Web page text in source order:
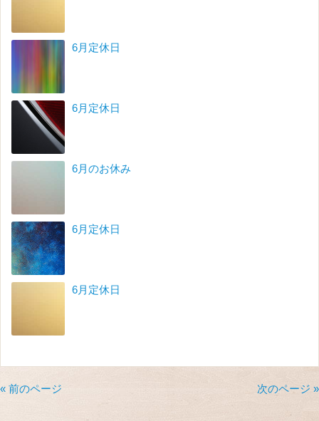
6月定休日
6月定休日
6月のお休み
6月定休日
6月定休日
« 前のページ 次のページ »